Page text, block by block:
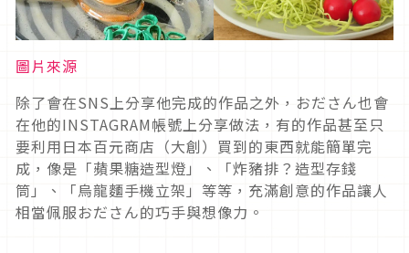
圖片來源
除了會在SNS上分享他完成的作品之外，おださん也會
在他的INSTAGRAM帳號上分享做法，有的作品甚至只
要利用日本百元商店（大創）買到的東西就能簡單完
成，像是「蘋果糖造型燈」、「炸豬排？造型存錢
筒」、「烏龍麵手機立架」等等，充滿創意的作品讓人
相當佩服おださん的巧手與想像力。